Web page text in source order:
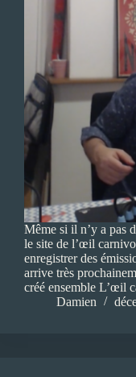
Même si il n’y a pas
le site de l’œil
enregistrer des
arrive très
créé ensemble L’œil
Damien